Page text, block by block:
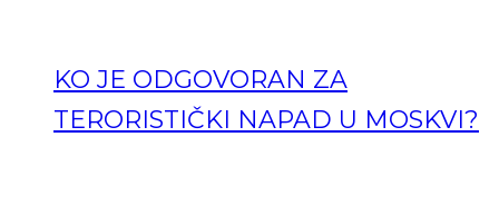
KO JE ODGOVORAN ZA
TERORISTIČKI NAPAD U MOSKVI?